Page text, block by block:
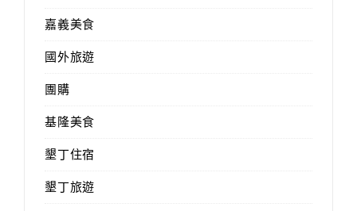
嘉義美食
國外旅遊
團購
基隆美食
墾丁住宿
墾丁旅遊